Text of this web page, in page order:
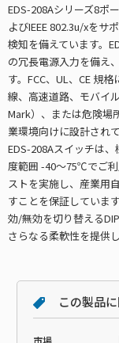
EDS-208Aシリーズ8ポ
よびIEEE 802.3u/xをサ
検知を備えています。
の冗長電源入力を備え
す。FCC、UL、CE 規
線、高速道路、モバイ
Mark）、または危険場
業環境向けに設計されて
EDS-208Aスイッチは
度範囲 -40～75℃でご
ストを実施し、産業用
すことを保証していま
効/無効を切り替える
さらなる柔軟性を提供し
この製品
市場